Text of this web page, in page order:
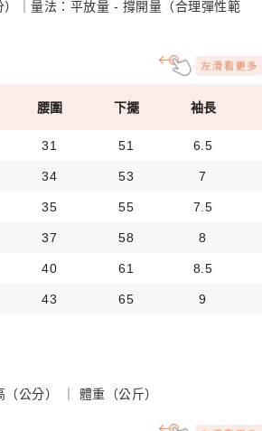
｜量法：平放量 - 撐開量（合理彈性範
腰圍 下擺 袖長
31 51 6.5
34 53 7
35 55 7.5
37 58 8
40 61 8.5
43 65 9
公分） ｜ 體重（公斤）